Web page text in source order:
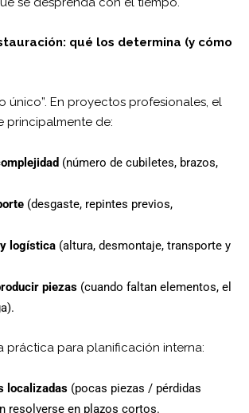
qué los determina (y cómo
único”. En proyectos profesionales, el
principalmente de:
(número de cubiletes, brazos,
(desgaste, repintes previos,
logística (altura, desmontaje, transporte y
piezas (cuando faltan elementos, el
práctica para planificación interna:
localizadas (pocas piezas / pérdidas
resolverse en plazos cortos.